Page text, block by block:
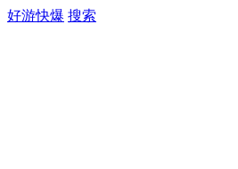
好游快爆 搜索